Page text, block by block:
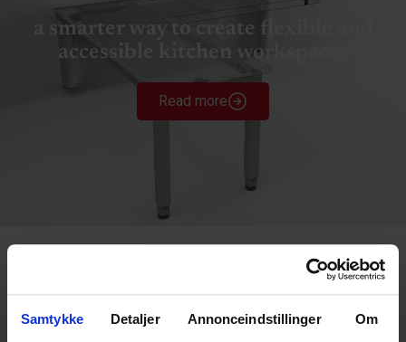
Samtykke Detaljer Annonceindstillinger Om
a smarter way to create flexible and
accessible kitchen workspaces
Read more
Designed for Dignity. Built for
Everyday Life.